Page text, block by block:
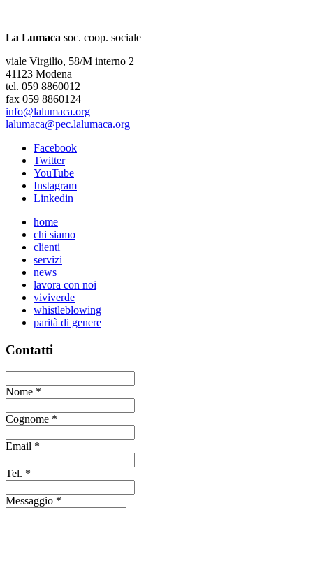
La Lumaca soc. coop. sociale
viale Virgilio, 58/M interno 2
41123 Modena
tel. 059 8860012
fax 059 8860124
info@lalumaca.org
lalumaca@pec.lalumaca.org
Facebook
Twitter
YouTube
Instagram
Linkedin
home
chi siamo
clienti
servizi
news
lavora con noi
viviverde
whistleblowing
parità di genere
Contatti
Nome *
Cognome *
Email *
Tel. *
Messaggio *